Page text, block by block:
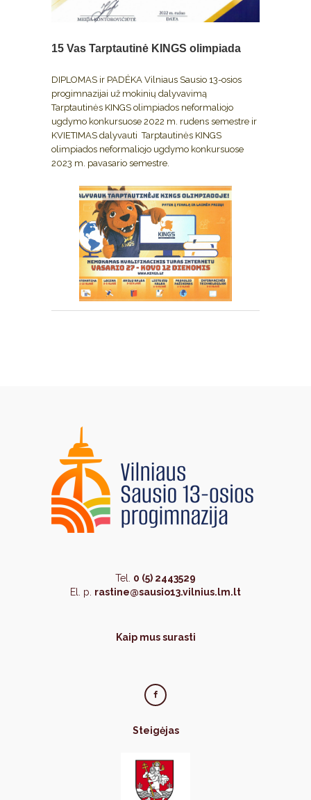
15 Vas Tarptautinė KINGS olimpiada
DIPLOMAS ir PADĖKA Vilniaus Sausio 13-osios
progimnazijai už mokinių dalyvavimą
Tarptautinės KINGS olimpiados neformaliojo
ugdymo konkursuose 2022 m. rudens semestre ir
KVIETIMAS dalyvauti Tarptautinės KINGS
olimpiados neformaliojo ugdymo konkursuose
2023 m. pavasario semestre.
Tel. 0 (5) 2443529
El. p. rastine@sausio13.vilnius.lm.lt
Kaip mus surasti
Steigėjas